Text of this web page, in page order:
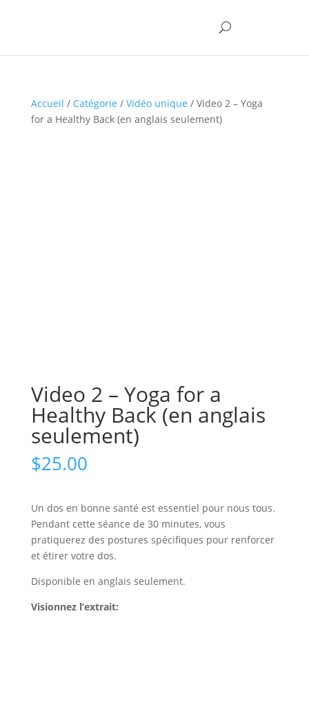
Accueil / Catégorie / Vidéo unique / Video 2 – Yoga
for a Healthy Back (en anglais seulement)
Video 2 – Yoga for a
Healthy Back (en anglais
seulement)
$25.00
Un dos en bonne santé est essentiel pour nous tous.
Pendant cette séance de 30 minutes, vous
pratiquerez des postures spécifiques pour renforcer
et étirer votre dos.
Disponible en anglais seulement.
Visionnez l’extrait: